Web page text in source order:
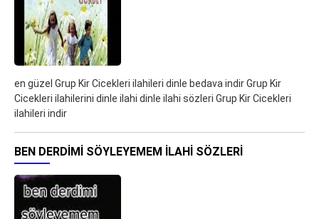
en güzel Grup Kir Cicekleri ilahileri dinle bedava indir Grup Kir
Cicekleri ilahilerini dinle ilahi dinle ilahi sözleri Grup Kir Cicekleri
ilahileri indir
BEN DERDIMI SÖYLEYEMEM ILAHI SÖZLERI